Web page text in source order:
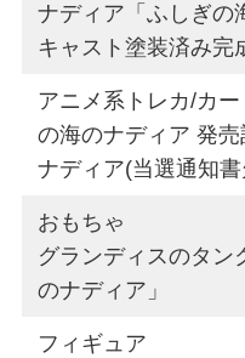
ナディア「ふしぎの
キャスト塗装済み完
アニメ系トレカ/カ
の海のナディア 発
ナディア(当選通知
おもちゃ
グランディスのタン
のナディア」
フィギュア